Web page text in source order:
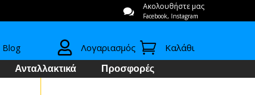
 Ακολουθήστε μας
Facebook, Instagram
Blog  Λογαριασμός  Καλάθι
Ανταλλακτικά Προσφορές